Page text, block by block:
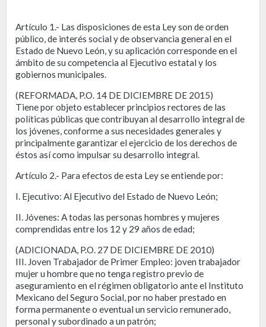
Artículo 1.- Las disposiciones de esta Ley son de orden
público, de interés social y de observancia general en el
Estado de Nuevo León, y su aplicación corresponde en el
ámbito de su competencia al Ejecutivo estatal y los
gobiernos municipales.
(REFORMADA, P.O. 14 DE DICIEMBRE DE 2015)
Tiene por objeto establecer principios rectores de las
políticas públicas que contribuyan al desarrollo integral de
los jóvenes, conforme a sus necesidades generales y
principalmente garantizar el ejercicio de los derechos de
éstos así como impulsar su desarrollo integral.
Artículo 2.- Para efectos de esta Ley se entiende por:
I. Ejecutivo: Al Ejecutivo del Estado de Nuevo León;
II. Jóvenes: A todas las personas hombres y mujeres
comprendidas entre los 12 y 29 años de edad;
(ADICIONADA, P.O. 27 DE DICIEMBRE DE 2010)
III. Joven Trabajador de Primer Empleo: joven trabajador
mujer u hombre que no tenga registro previo de
aseguramiento en el régimen obligatorio ante el Instituto
Mexicano del Seguro Social, por no haber prestado en
forma permanente o eventual un servicio remunerado,
personal y subordinado a un patrón;